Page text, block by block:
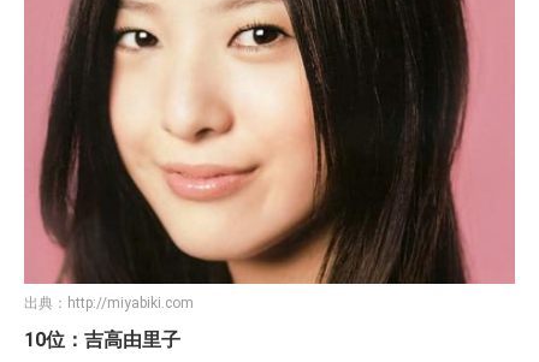
出典： http://miyabiki.com
10位：吉高由里子